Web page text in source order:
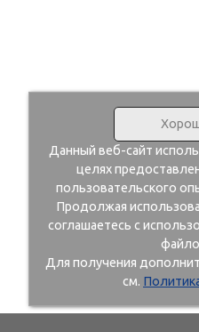
Данный веб-сайт
целях
пользовательского
Продолжая
соглашаетесь с
Для получения
см.